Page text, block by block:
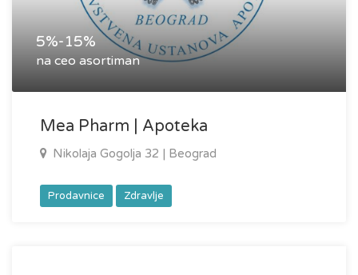
5%-15%
na ceo asortiman
Mea Pharm | Apoteka
Nikolaja Gogolja 32 | Beograd
Prodavnice Zdravlje